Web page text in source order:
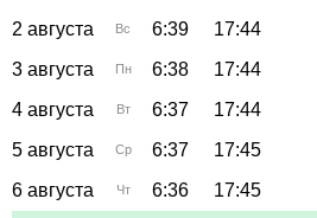
2 августа
Вс 6:39 17:44
3 августа
Пн 6:38 17:44
4 августа
Вт 6:37 17:44
5 августа
Ср 6:37 17:45
6 августа
Чт 6:36 17:45